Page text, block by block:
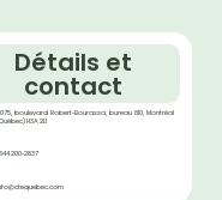
Détails et
contact
boulevard Robert‑Bourassa, bureau 810, Montréal
H3A 2L1
844 200‑2837